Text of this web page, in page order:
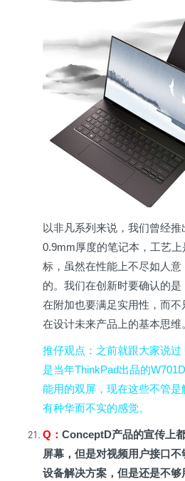
以非凡系列来说，我们曾经
0.9mm厚度的笔记本，工艺
标，虽然在性能上不尽如人
的。我们在创新时要确认的
在附加也要满足实用性，而
在设计未来产品上的基本思维
推仔观点 ：之前就跟大家说
是当年ThinkPad出品的
能用的双屏，现在这些不管
有种华而不实的感觉。
Q ： ConceptD产品的宣传上
屏幕，但是对视频用户接口
设备解决方案，但是还是不